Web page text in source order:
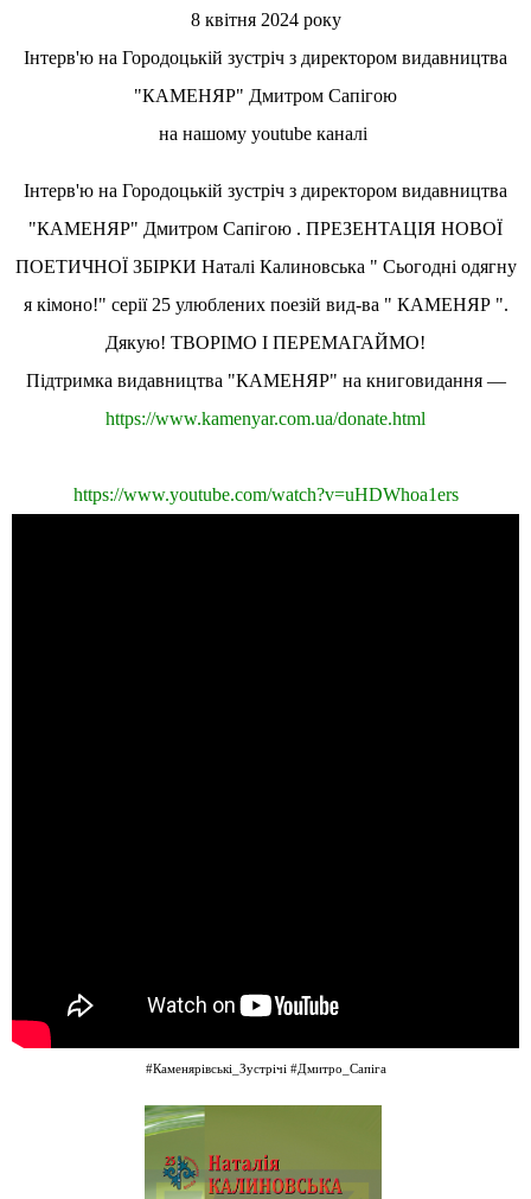
8 квітня 2024 року
Інтерв'ю на Городоцькій зустріч з директором видавництва
"КАМЕНЯР" Дмитром Сапігою
на нашому youtube каналі
Інтерв'ю на Городоцькій зустріч з директором видавництва
"КАМЕНЯР" Дмитром Сапігою . ПРЕЗЕНТАЦІЯ НОВОЇ
ПОЕТИЧНОЇ ЗБІРКИ Наталі Калиновська " Сьогодні одягну
я кімоно!" серії 25 улюблених поезій вид-ва " КАМЕНЯР ".
Дякую! ТВОРІМО І ПЕРЕМАГАЙМО!
Підтримка видавництва "КАМЕНЯР" на книговидання —
https://www.kamenyar.com.ua/donate.html
https://www.youtube.com/watch?v=uHDWhoa1ers
#Каменярівські_Зустрічі #Дмитро_Сапіга